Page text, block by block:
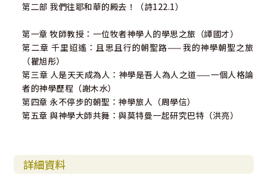
第二部 我們往耶和華的殿去！（詩122.1）
第一章 牧師教授：一位牧者神學人的學思之旅（譚國才）
第二章 千里迢遙：且思且行的朝聖路——我的神學朝聖之旅
（瞿旭彤）
第三章 人是天天成為人：神學是吾人為人之道——一個人格論
者的神學歷程（謝木水）
第四章 永不停步的朝聖：神學旅人（周學信）
第五章 與神學大師共舞：與莫特曼一起研究巴特（洪亮）
詳細資料